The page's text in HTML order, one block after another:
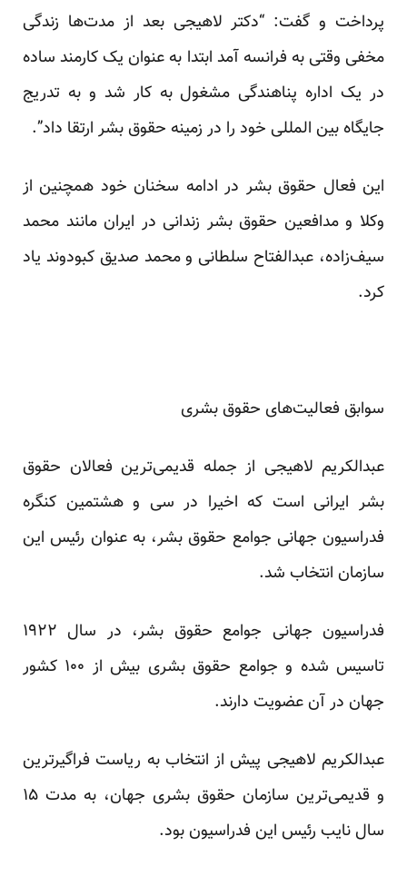
پرداخت و گفت: “دکتر لاهیجی بعد از مدت‌ها زندگی
مخفی وقتی به فرانسه آمد ابتدا به عنوان یک کارمند ساده
در یک اداره پناهندگی مشغول به کار شد و به تدریج
جایگاه بین المللی خود را در زمینه حقوق بشر ارتقا داد”.
این فعال حقوق بشر در ادامه سخنان خود همچنین از
وکلا و مدافعین حقوق بشر زندانی در ایران مانند محمد
سیف‌زاده، عبدالفتاح سلطانی و محمد صدیق کبودوند یاد
کرد.
سوابق فعالیت‌های حقوق بشری
عبدالکریم لاهیجی از جمله قدیمی‌ترین فعالان حقوق
بشر ایرانی است که اخیرا در سی و هشتمین کنگره
فدراسیون جهانی جوامع حقوق بشر، به عنوان رئیس این
سازمان انتخاب شد.
فدراسیون جهانی جوامع حقوق بشر، در سال ۱۹۲۲
تاسیس شده و جوامع حقوق بشری بیش از ۱۰۰ کشور
جهان در آن عضویت دارند.
عبدالکریم لاهیجی پیش از انتخاب به ریاست فراگیر‌ترین
و قدیمی‌ترین سازمان حقوق بشری جهان، به مدت ۱۵
سال نایب رئیس این فدراسیون بود.